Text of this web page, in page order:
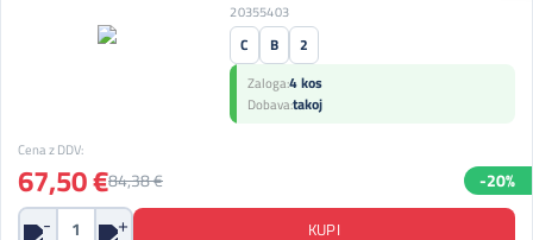
20355403
C B 2
Zaloga:4 kos
Dobava:takoj
Cena z DDV:
67,50 €84,38 € -20%